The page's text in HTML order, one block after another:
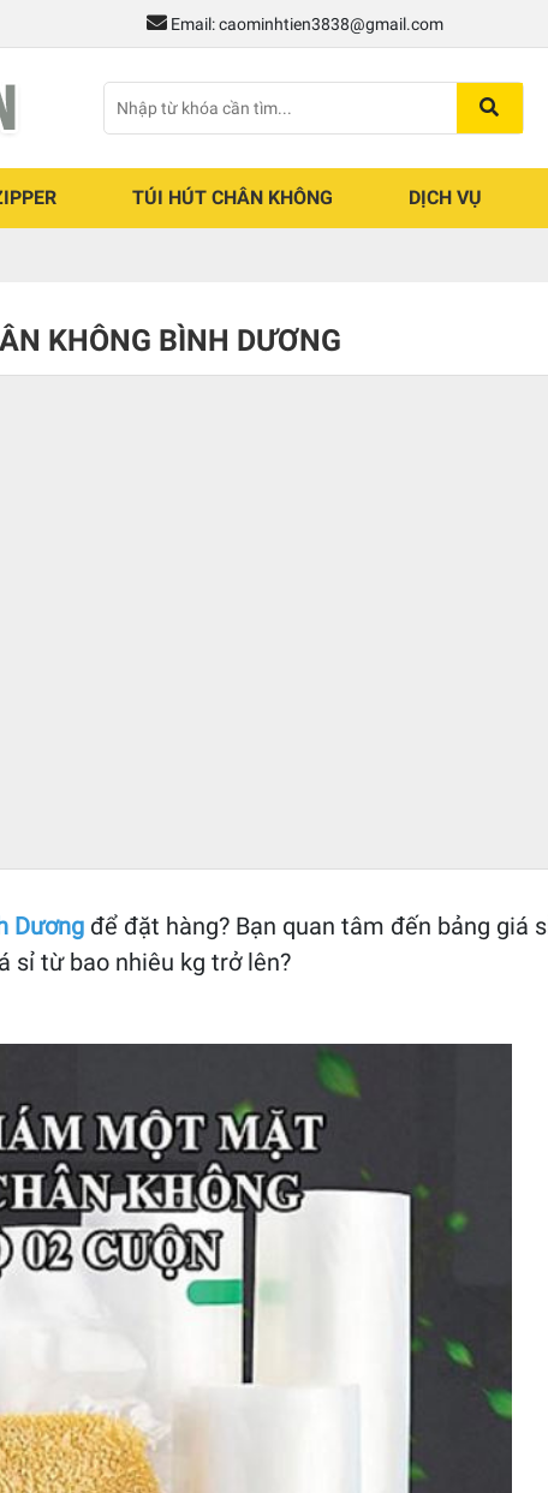
Email: caominhtien3838@gmail.com
TÚI HÚT CHÂN KHÔNG DỊCH VỤ
KHÔNG BÌNH DƯƠNG
Dươngđể đặt hàng? Bạn quan tâm đến bảng giá
sỉ từ bao nhiêu kg trở lên?